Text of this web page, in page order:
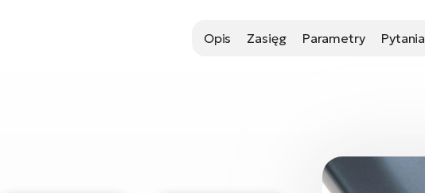
Opis Zasięg Parametry Pytania